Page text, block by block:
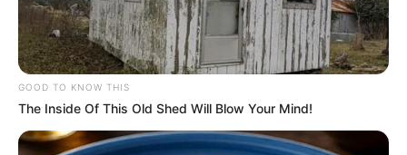
GOOD TO KNOW THIS
The Inside Of This Old Shed Will Blow Your Mind!